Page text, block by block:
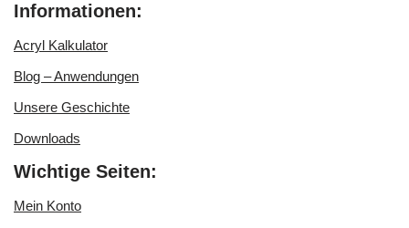
Informationen:
Acryl Kalkulator
Blog – Anwendungen
Unsere Geschichte
Downloads
Wichtige Seiten:
Mein Konto